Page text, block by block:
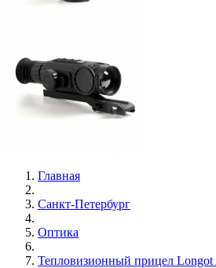
Главная
Санкт-Петербург
Оптика
Тепловизионный прицел